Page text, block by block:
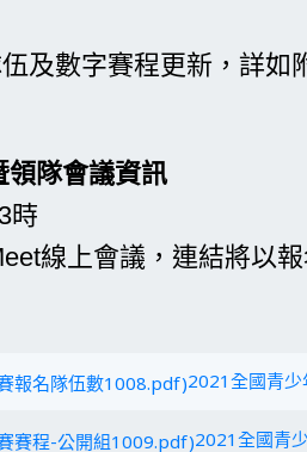
及數字賽程更新， 詳如
領隊會議資訊
時
線上會議，連結將以
2021全國青
2021全國青